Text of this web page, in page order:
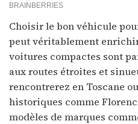
Choisir le bon véhicule
peut véritablement
voitures compactes sont
aux routes étroites et
rencontrerez en Toscane
historiques comme
modèles de marques